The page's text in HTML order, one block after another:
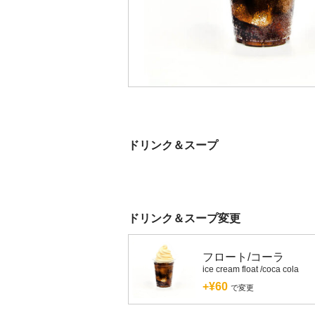
ドリンク＆スープ
ドリンク＆スープ変更
フロート/コーラ
ice cream float /coca cola
+¥60 で変更